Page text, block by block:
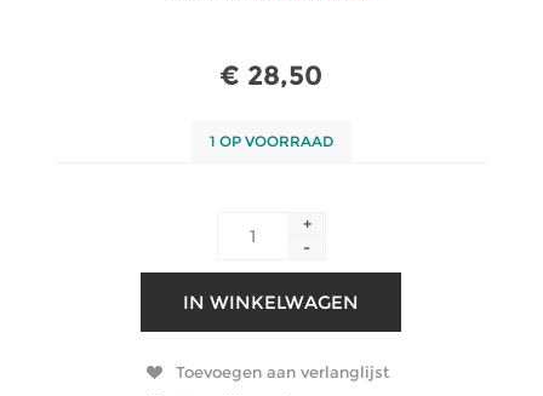
€ 28,50
1 OP VOORRAAD
+
-